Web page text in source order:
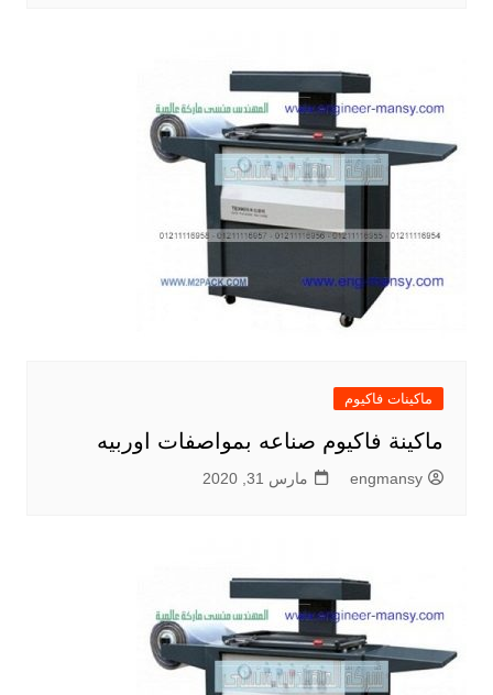
ماكينات فاكيوم
ماكينة فاكيوم صناعه بمواصفات اوربيه
engmansy مارس 31, 2020